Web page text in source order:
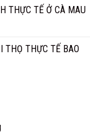
THỰC TẾ Ở CÀ MAU
THỌ THỰC TẾ BAO